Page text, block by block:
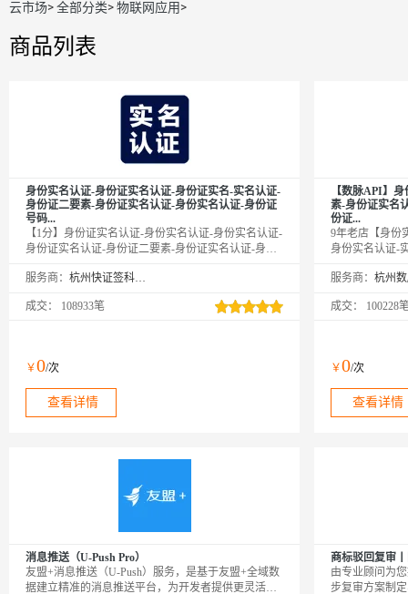
云市场>全部分类>物联网应用>
商品列表
身份实名认证-身份证实名认证-身份证实名-实名认证-
身份证二要素-身份证实名认证-身份实名认证-身份证
号码...
【1分】身份证实名认证-身份实名认证-身份实名认证-
身份证实名认证-身份证二要素-身份证实名认证-身份
名-身份证核验-身份证号码-实名认证-身份实名认证-
实名认证-身份证实名认证-身份实名认证-实名认证-实
份证二要素-身份证二要素-身份证实名认证-身份实名
认证-身份实名认证-身份证实名认证-身份实名认证-身
份实名认证-身份证二要素-...
服务商： 杭州快证签科技有限公司
成交： 108933笔
￥0/次
查看详情
【数脉API】
素-身份证实名
份证...
9年老店【身份
身份实名认证-
证二要素-实名
证-身份证实名
方权威数据，
服务商：
成交： 100228
￥0/次
查看详情
消息推送（U-Push Pro）
友盟+消息推送（U-Push）服务，是基于友盟+全域数
据建立精准的消息推送平台，为开发者提供更灵活、
商标驳回复审
由专业顾问为
步复审方案制